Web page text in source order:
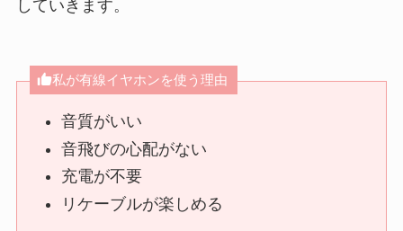
していきます。
私が有線イヤホンを使う理由
音質がいい
音飛びの心配がない
充電が不要
リケーブルが楽しめる